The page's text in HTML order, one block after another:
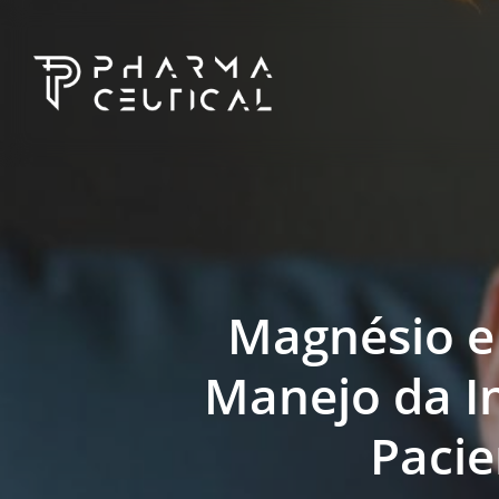
content
Magnésio
Manejo da